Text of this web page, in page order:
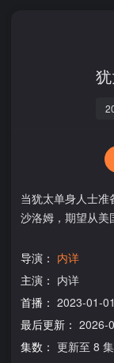
当犹太单身人士准
沙洛姆，期望从美
导演： 内详
主演： 内详
首播： 2023-01-01
最后更新： 2026-
集数： 更新至 8 集